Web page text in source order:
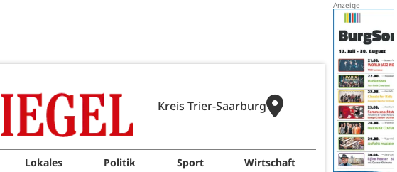
Kreis Trier-Saarburg
Lokales Politik Sport Wirtschaft